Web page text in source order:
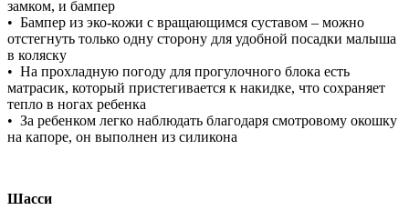
замком, и бампер
• Бампер из эко-кожи с вращающимся суставом – можно
отстегнуть только одну сторону для удобной посадки малыша
в коляску
• На прохладную погоду для прогулочного блока есть
матрасик, который пристегивается к накидке, что сохраняет
тепло в ногах ребенка
• За ребенком легко наблюдать благодаря смотровому окошку
на капоре, он выполнен из силикона
Шасси